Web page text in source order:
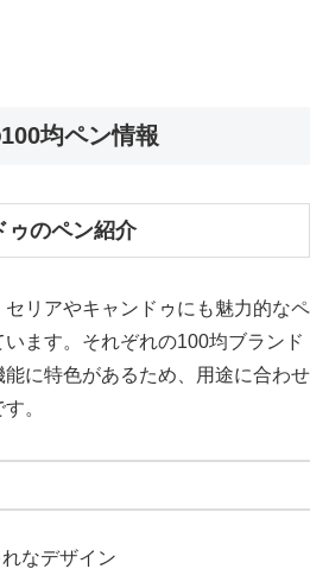
均ペン情報
ゥのペン紹介
リアやキャンドゥにも魅力的なペ
ます。それぞれの100均ブランド
に特色があるため、用途に合わせ
。
なデザイン